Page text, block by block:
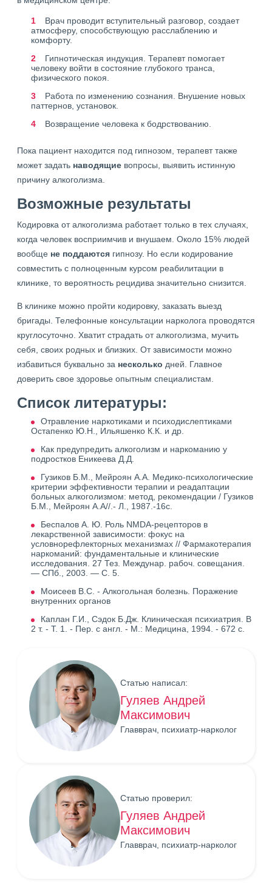
Врач проводит вступительный разговор, создает
атмосферу, способствующую расслаблению и
комфорту.
Гипнотическая индукция. Терапевт помогает
человеку войти в состояние глубокого транса,
физического покоя.
Работа по изменению сознания. Внушение новых
паттернов, установок.
Возвращение человека к бодрствованию.
Пока пациент находится под гипнозом, терапевт также
может задать наводящие вопросы, выявить истинную
причину алкоголизма.
Возможные результаты
Кодировка от алкоголизма работает только в тех случаях,
когда человек восприимчив и внушаем. Около 15% людей
вообще не поддаются гипнозу. Но если кодирование
совместить с полноценным курсом реабилитации в
клинике, то вероятность рецидива значительно снизится.
В клинике можно пройти кодировку, заказать выезд
бригады. Телефонные консультации нарколога проводятся
круглосуточно. Хватит страдать от алкоголизма, мучить
себя, своих родных и близких. От зависимости можно
избавиться буквально за несколько дней. Главное
доверить свое здоровье опытным специалистам.
Список литературы:
Отравление наркотиками и психодислептиками
Остапенко Ю.Н., Ильяшенко К.К. и др.
Как предупредить алкоголизм и наркоманию у
подростков Еникеева Д.Д.
Гузиков Б.М., Мейроян А.А. Медико-психологические
критерии эффективности терапии и реадаптации
больных алкоголизмом: метод, рекомендации / Гузиков
Б.М., Мейроян А.А//.- Л., 1987.-16с.
Беспалов А. Ю. Роль NMDA-рецепторов в
лекарственной зависимости: фокус на
условнорефлекторных механизмах // Фармакотерапия
наркоманий: фундаментальные и клинические
исследования. 27 Тез. Междунар. рабоч. совещания.
— СПб., 2003. — С. 5.
Моисеев В.С. - Алкогольная болезнь. Поражение
внутренних органов
Каплан Г.И., Сэдок Б.Дж. Клиническая психиатрия. В
2 т. - Т. 1. - Пер. с англ. - М.: Медицина, 1994. - 672 с.
Статью написал:
Гуляев Андрей
Максимович
Главврач, психиатр-нарколог
Статью проверил:
Гуляев Андрей
Максимович
Главврач, психиатр-нарколог